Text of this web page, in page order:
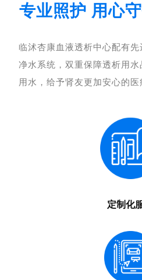
专业照护 用心
临沭杏康血液透析中心配有
净水系统，双重保障透析用
用水，给予肾友更加安心的医
定制化